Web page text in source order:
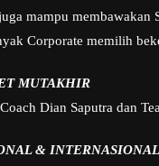
mampu membawakan
Corporate memilih
MUTAKHIR
Dian Saputra dan
& INTERNASIONAL